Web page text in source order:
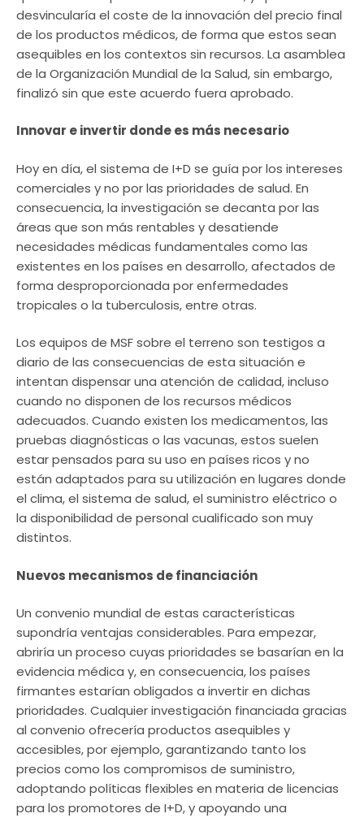
desvincularía el coste de la innovación del precio final
de los productos médicos, de forma que estos sean
asequibles en los contextos sin recursos. La asamblea
de la Organización Mundial de la Salud, sin embargo,
finalizó sin que este acuerdo fuera aprobado.
Innovar e invertir donde es más necesario
Hoy en día, el sistema de I+D se guía por los intereses
comerciales y no por las prioridades de salud. En
consecuencia, la investigación se decanta por las
áreas que son más rentables y desatiende
necesidades médicas fundamentales como las
existentes en los países en desarrollo, afectados de
forma desproporcionada por enfermedades
tropicales o la tuberculosis, entre otras.
Los equipos de MSF sobre el terreno son testigos a
diario de las consecuencias de esta situación e
intentan dispensar una atención de calidad, incluso
cuando no disponen de los recursos médicos
adecuados. Cuando existen los medicamentos, las
pruebas diagnósticas o las vacunas, estos suelen
estar pensados para su uso en países ricos y no
están adaptados para su utilización en lugares donde
el clima, el sistema de salud, el suministro eléctrico o
la disponibilidad de personal cualificado son muy
distintos.
Nuevos mecanismos de financiación
Un convenio mundial de estas características
supondría ventajas considerables. Para empezar,
abriría un proceso cuyas prioridades se basarían en la
evidencia médica y, en consecuencia, los países
firmantes estarían obligados a invertir en dichas
prioridades. Cualquier investigación financiada gracias
al convenio ofrecería productos asequibles y
accesibles, por ejemplo, garantizando tanto los
precios como los compromisos de suministro,
adoptando políticas flexibles en materia de licencias
para los promotores de I+D, y apoyando una